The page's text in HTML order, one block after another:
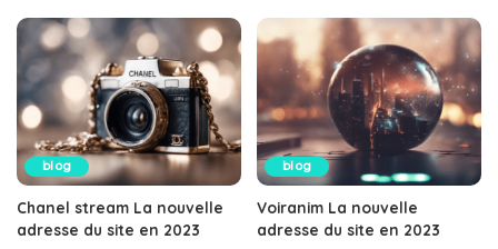
blog
Chanel stream La nouvelle
adresse du site en 2023
blog
Voiranim La nouvelle
adresse du site en 2023